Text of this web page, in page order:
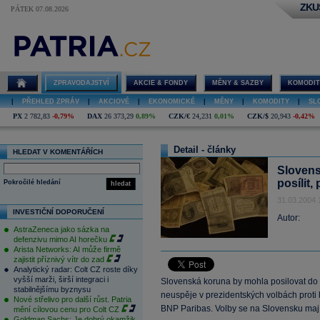
PÁTEK 07.08.2026
ZPRAVODAJSTVÍ AKCIE & FONDY MĚNY & SAZBY
PŘEHLED ZPRÁV AKCIOVÉ EKONOMICKÉ MĚNY KOMODITY
PX 2 782,83 -0,79% DAX 26 373,29 0,89% CZK/€ 24,231 0,01% CZK/$ 20,943 -0,42%
HLEDAT V KOMENTÁŘÍCH
hledat
Pokročilé hledání
INVESTIČNÍ DOPORUČENÍ
AstraZeneca jako sázka na
defenzivu mimo AI horečku
Arista Networks: AI může firmě
zajistit příznivý vítr do zad
Analytický radar: Colt CZ roste díky
vyšší marži, širší integraci i
stabilnějšímu byznysu
Nové střelivo pro další růst. Patria
mění cílovou cenu pro Colt CZ
Detail - články
posílit,
31.03.2004
Autor:
Slovenská koruna by mohla posilovat
neuspěje v prezidentských volbách
BNP Paribas. Volby se na Slovensku